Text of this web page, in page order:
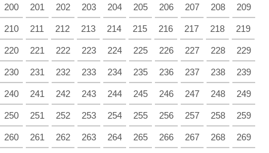
200 201 202 203 204 205 206 207 208 209
210 211 212 213 214 215 216 217 218 219
220 221 222 223 224 225 226 227 228 229
230 231 232 233 234 235 236 237 238 239
240 241 242 243 244 245 246 247 248 249
250 251 252 253 254 255 256 257 258 259
260 261 262 263 264 265 266 267 268 269